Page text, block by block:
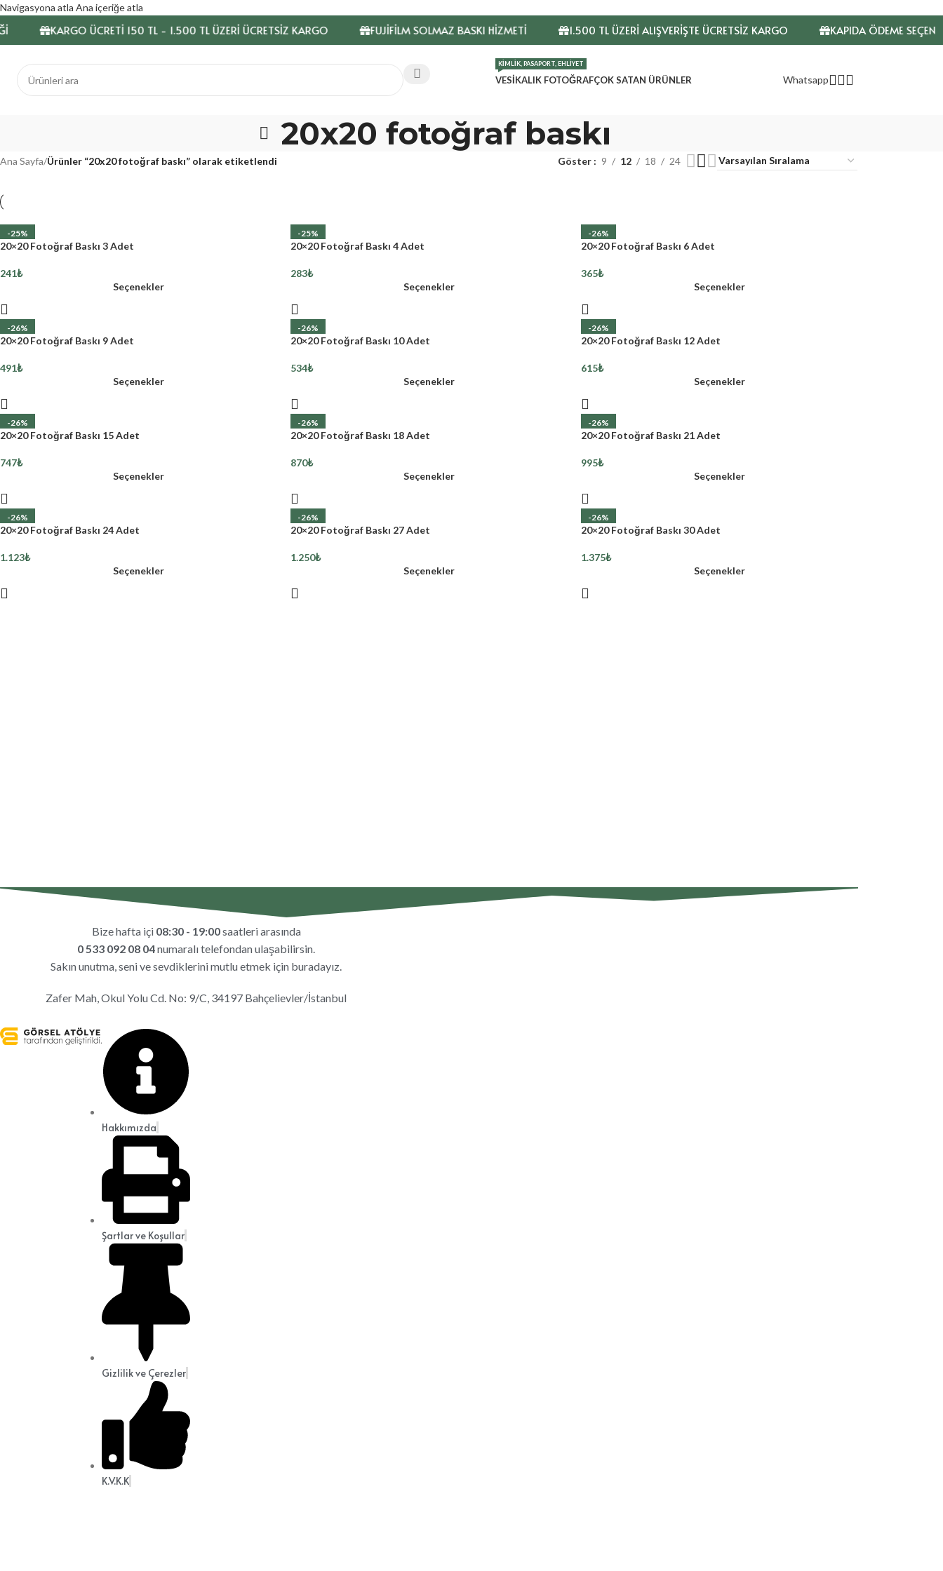
Navigasyona atla Ana içeriğe atla
KARGO ÜCRETİ 150 TL - 1.500 TL ÜZERİ ÜCRETSİZ KARGO FUJİFİLM SOLMAZ BASKI HİZMETİ 1.500 TL ÜZERİ ALIŞVERİŞTE ÜCRETSİZ KARGO KAPIDA ÖDEME SEÇENEĞİ
VESIKALIK FOTOĞRAF
KIMLIK, PASAPORT, EHLIYET
ÇOK SATAN ÜRÜNLER Whatsapp
20x20 fotoğraf baskı
Ana Sayfa/Ürünler “20x20 fotoğraf baskı” olarak etiketlendi Göster 9 12 18 24
-25%
20×20 Fotoğraf Baskı 3 Adet
241₺
Seçenekler
-25%
20×20 Fotoğraf Baskı 4 Adet
283₺
Seçenekler
-26%
20×20 Fotoğraf Baskı 6 Adet
365₺
Seçenekler
-26%
20×20 Fotoğraf Baskı 9 Adet
491₺
Seçenekler
-26%
20×20 Fotoğraf Baskı 10 Adet
534₺
Seçenekler
-26%
20×20 Fotoğraf Baskı 12 Adet
615₺
Seçenekler
-26%
20×20 Fotoğraf Baskı 15 Adet
747₺
Seçenekler
-26%
20×20 Fotoğraf Baskı 18 Adet
870₺
Seçenekler
-26%
20×20 Fotoğraf Baskı 21 Adet
995₺
Seçenekler
-26%
20×20 Fotoğraf Baskı 24 Adet
1.123₺
Seçenekler
-26%
20×20 Fotoğraf Baskı 27 Adet
1.250₺
Seçenekler
-26%
20×20 Fotoğraf Baskı 30 Adet
1.375₺
Seçenekler
Bize hafta içi 08:30 - 19:00saatleri arasında
0 533 092 08 04numaralı telefondan ulaşabilirsin.
Sakın unutma, seni ve sevdiklerini mutlu etmek için buradayız.
Zafer Mah, Okul Yolu Cd. No: 9/C, 34197 Bahçelievler/İstanbul
Hakkımızda
Şartlar ve Koşullar
Gizlilik ve Çerezler
K.V.K.K